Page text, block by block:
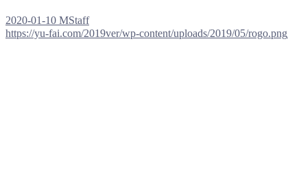
2020-01-10 MStaff
https://yu-fai.com/2019ver/wp-content/uploads/2019/05/rogo.png